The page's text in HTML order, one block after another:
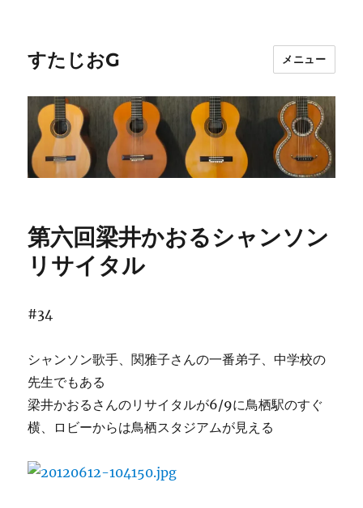
すたじおG メニュー
第六回梁井かおるシャンソン
リサイタル
#34
シャンソン歌手、関雅子さんの一番弟子、中学校の
先生でもある
梁井かおるさんのリサイタルが6/9に鳥栖駅のすぐ
横、ロビーからは鳥栖スタジアムが見える